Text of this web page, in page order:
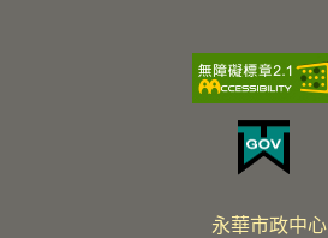
永華市政中心